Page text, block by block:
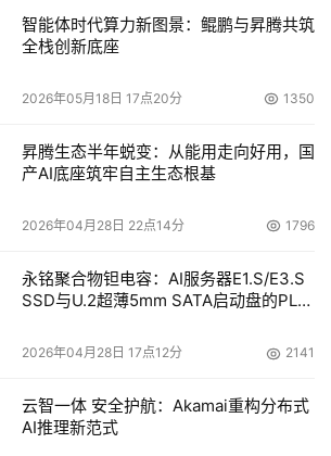
越要前置
越需要“算力与安全一体化”。只提供算力
为黑客的“跳板”；只做安全不贴近算力，
。AI时代的安全，本质是算力与防护的
AI代理技术的普及，推动数字世界进入
，也倒逼安全与算力架构全面升级。AI
机，而是防御体系进化的契机。
推理云与实时运行时防护，既为AI代理
智能体时代算力新图景：鲲鹏与昇腾共筑
全栈创新底座
2026年05月18日 17点20分 1350
昇腾生态半年蜕变：从能用走向好用，国
产AI底座筑牢自主生态根基
2026年04月28日 22点14分 1796
永铭聚合物钽电容：AI服务器E1.S/E3.S
SSD与U.2超薄5mm SATA启动盘的PLP
2026年04月28日 17点12分 2141
云智一体 安全护航：Akamai重构分布式
AI推理新范式